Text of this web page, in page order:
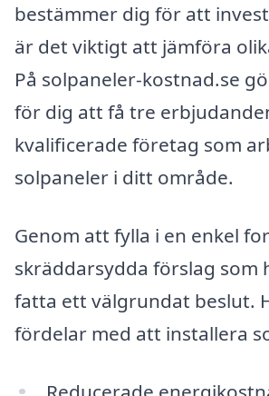
bestämmer dig för att
är det viktigt att jämföra
På solpaneler-kostnad.se
för dig att få tre
kvalificerade företag som
solpaneler i ditt område.
Genom att fylla i en enkel
skräddarsydda förslag som
fatta ett välgrundat beslut.
fördelar med att installera